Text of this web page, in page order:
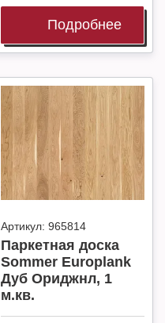
Подробнее
Артикул: 965814
Паркетная доска
Sommer Europlank
Дуб Ориджнл, 1
м.кв.